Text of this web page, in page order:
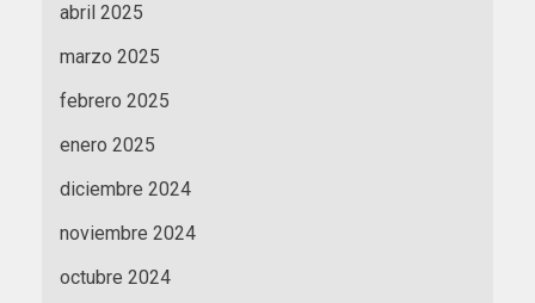
abril 2025
marzo 2025
febrero 2025
enero 2025
diciembre 2024
noviembre 2024
octubre 2024